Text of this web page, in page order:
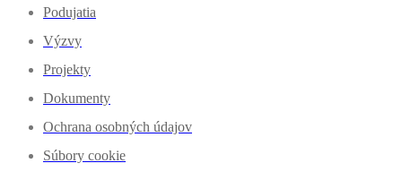
Podujatia
Výzvy
Projekty
Dokumenty
Ochrana osobných údajov
Súbory cookie